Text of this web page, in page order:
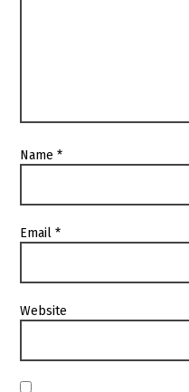
Name*
Email*
Website